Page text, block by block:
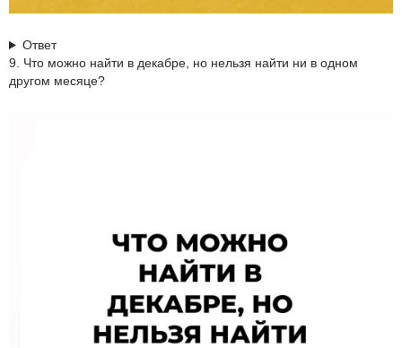
Ответ
9. Что можно найти в декабре, но нельзя найти ни в одном
другом месяце?